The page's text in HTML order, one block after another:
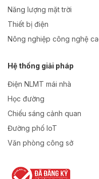
Năng lượng mặt trời
Thiết bị điện
Nông nghiệp công nghệ
Hệ thống giải pháp
Điện NLMT mái nhà
Học đường
Chiếu sáng cảnh quan
Đường phố IoT
Văn phòng công sở